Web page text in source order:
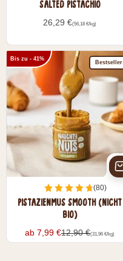
SALTED PISTACHIO
Angebot
26,29 €(56,18 €/kg)
Bestseller
Bis zu - 41%
(80)
PISTAZIENMUS SMOOTH (NICHT
BIO)
Angebot
Angebotspreis:
ab 7,99 €Regulärer Preis:
12,90 €(31,96 €/kg)